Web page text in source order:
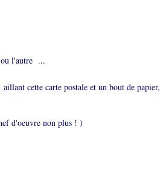
ou l'autre ...
cette carte postale et un bout de papier,
d'oeuvre non plus ! )